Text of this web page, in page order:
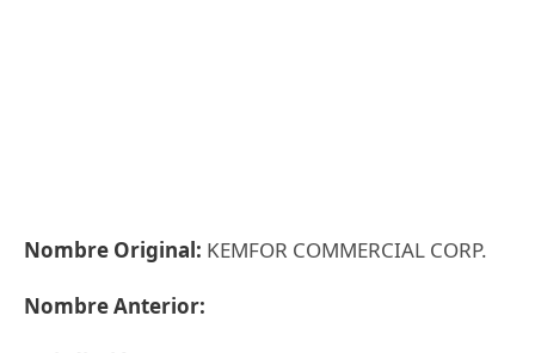
Nombre Original: KEMFOR COMMERCIAL CORP.
Nombre Anterior: